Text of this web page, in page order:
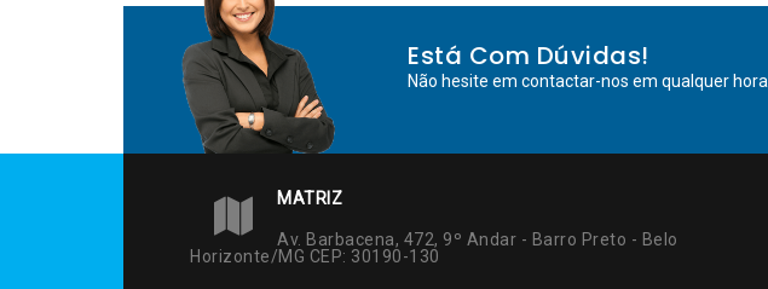
Está Com Dúvidas!
Não hesite em contactar-nos em qualquer hora.
MATRIZ
Av. Barbacena, 472, 9º Andar - Barro Preto - Belo
Horizonte/MG CEP: 30190-130